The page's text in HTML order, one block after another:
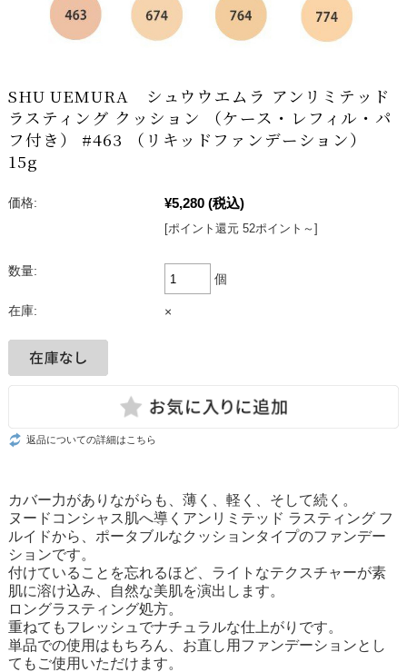
SHU UEMURA シュウウエムラ アンリミテッド
ラスティング クッション （ケース・レフィル・パ
フ付き） #463 （リキッドファンデーション）
15g
価格: ¥5,280 (税込)
[ポイント還元 52ポイント～]
数量:
個
在庫: ×
返品についての詳細はこちら
カバー力がありながらも、薄く、軽く、そして続く。
ヌードコンシャス肌へ導くアンリミテッド ラスティング フ
ルイドから、ポータブルなクッションタイプのファンデー
ションです。
付けていることを忘れるほど、ライトなテクスチャーが素
肌に溶け込み、自然な美肌を演出します。
ロングラスティング処方。
重ねてもフレッシュでナチュラルな仕上がりです。
単品での使用はもちろん、お直し用ファンデーションとし
てもご使用いただけます。